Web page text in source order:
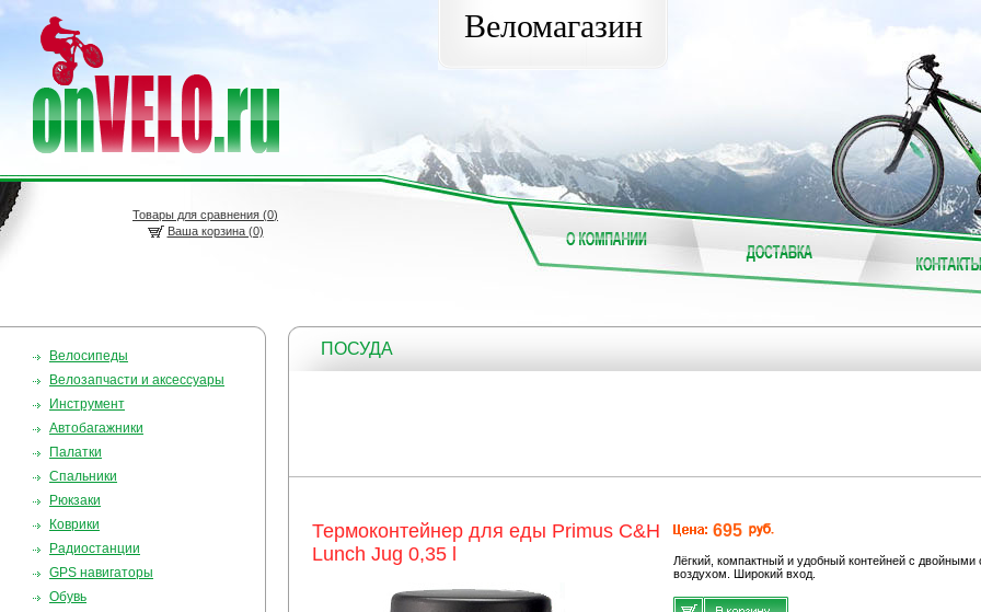
Веломагазин
Товары для сравнения (0)
Ваша корзина (0)
Велосипеды
Велозапчасти и аксессуары
Инструмент
Автобагажники
Палатки
Спальники
Рюкзаки
Коврики
Радиостанции
GPS навигаторы
Обувь
ПОСУДА
Термоконтейнер для еды Primus C&H
Lunch Jug 0,35 l
695
Лёгкий, компактный и удобный контейней с двойными
воздухом. Широкий вход.